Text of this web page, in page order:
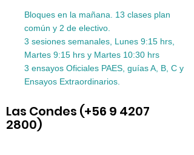
Bloques en la mañana. 13 clases plan
común y 2 de electivo.
3 sesiones semanales, Lunes 9:15 hrs,
Martes 9:15 hrs y Martes 10:30 hrs
3 ensayos Oficiales PAES, guías A, B, C y
Ensayos Extraordinarios.
Las Condes (+56 9 4207
2800)